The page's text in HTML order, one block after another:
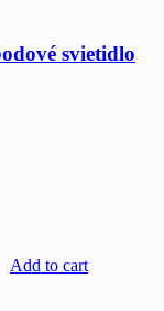
svietidlo
Add to cart